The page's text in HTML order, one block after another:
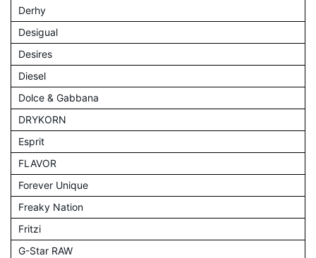
Derhy
Desigual
Desires
Diesel
Dolce & Gabbana
DRYKORN
Esprit
FLAVOR
Forever Unique
Freaky Nation
Fritzi
G-Star RAW